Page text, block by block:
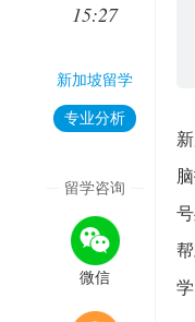
15:27
新加坡留学
专业分析
留学咨询
微信